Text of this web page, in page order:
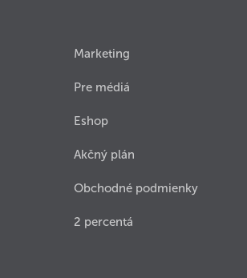
Marketing
Pre médiá
Eshop
Akčný plán
Obchodné podmienky
2 percentá